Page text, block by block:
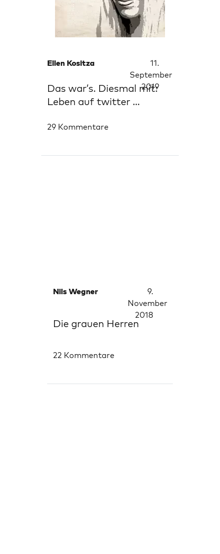
Ellen Kositza
11.
September
2019
Das war’s. Diesmal mit:
Leben auf twitter …
29 Kommentare
Nils Wegner
9.
November
2018
Die grauen Herren
22 Kommentare